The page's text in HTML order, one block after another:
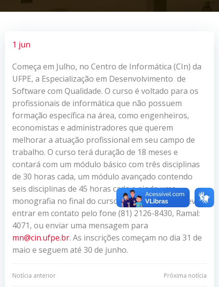
1 jun
Começa em Julho, no Centro de Informática (CIn) da
UFPE, a Especialização em Desenvolvimento de
Software com Qualidade. O curso é voltado para os
profissionais de informática que não possuem
formação específica na área, como engenheiros,
economistas e administradores que querem
melhorar a atuação profissional em seu campo de
trabalho. O curso terá duração de 18 meses e
contará com um módulo básico com três disciplinas
de 30 horas cada, um módulo avançado contendo
seis disciplinas de 45 horas cada e ainda uma
monografia no final do curso. Os interessados devem
entrar em contato pelo fone (81) 2126-8430, Ramal:
4071, ou enviar uma mensagem para
mn@cin.ufpe.br. As inscrições começam no dia 31 de
maio e seguem até 30 de junho.
Navegação
Notícia anterior
Navegação
Próxima notícia